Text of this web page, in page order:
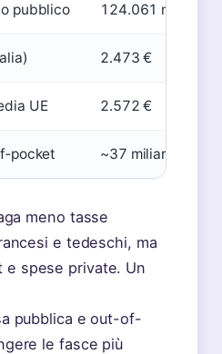
pubblico 124.061 miliardi €
2.473 €
UE 2.572 €
~37 miliardi €
meno tasse
e tedeschi, ma
e spese private. Un
pubblica e out-of-
le fasce più